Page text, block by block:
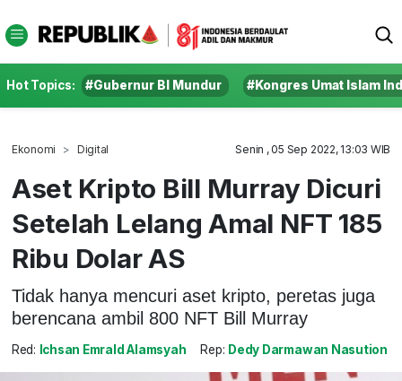
Hot Topics: #Gubernur BI Mundur #Kongres Umat Islam
Ekonomi Digital Senin , 05 Sep 2022, 13:03 WIB
Aset Kripto Bill Murray Dicuri
Setelah Lelang Amal NFT 185
Ribu Dolar AS
Tidak hanya mencuri aset kripto, peretas juga
berencana ambil 800 NFT Bill Murray
Red: Ichsan Emrald Alamsyah Rep: Dedy Darmawan Nasution